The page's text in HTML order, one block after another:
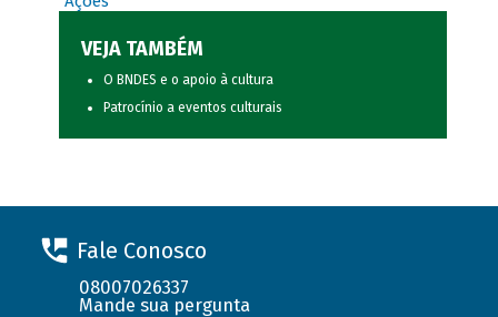
VEJA TAMBÉM
O BNDES e o apoio à cultura
Patrocínio a eventos culturais
Fale Conosco
08007026337
Mande sua pergunta